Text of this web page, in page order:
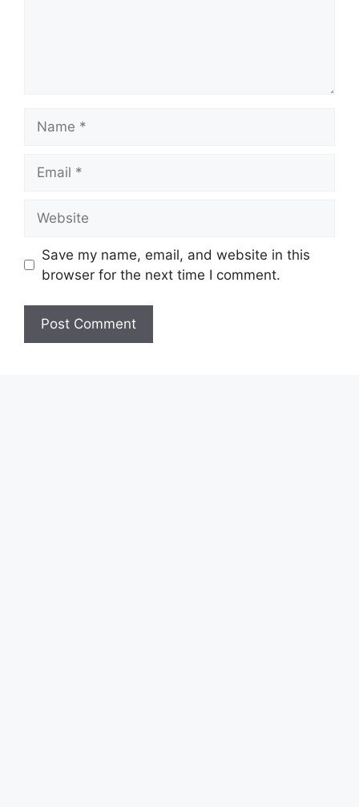
Save my name, email, and website in this
browser for the next time I comment.